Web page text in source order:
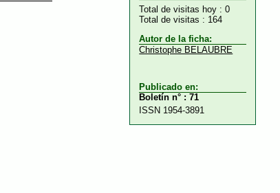
Total de visitas hoy : 0
Total de visitas : 164
Autor de la ficha:
Christophe BELAUBRE
Publicado en:
Boletín n° : 71
ISSN 1954-3891